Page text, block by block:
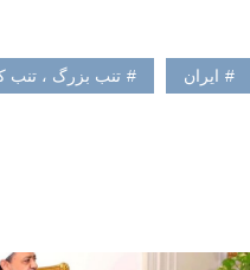
ایران تنب بزرگ ، تنب